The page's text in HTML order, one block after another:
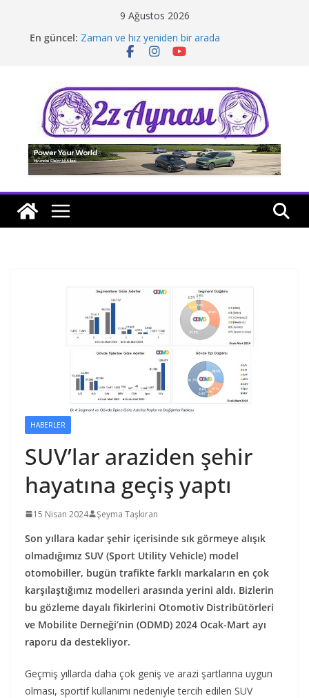
9 Ağustos 2026
En güncel: Zaman ve hız yeniden bir arada
Borusan Next Bodrum’da açıldı
Tatil rotasında test sürüşü
HABERLER
SUV’lar araziden şehir
hayatına geçiş yaptı
15 Nisan 2024 Şeyma Taşkıran
Son yıllara kadar şehir içerisinde sık görmeye alışık
olmadığımız SUV (Sport Utility Vehicle) model
otomobiller, bugün trafikte farklı markaların en çok
karşılaştığımız modelleri arasında yerini aldı. Bizlerin
bu gözleme dayalı fikirlerini Otomotiv Distribütörleri
ve Mobilite Derneği’nin (ODMD) 2024 Ocak-Mart ayı
raporu da destekliyor.
Geçmiş yıllarda daha çok geniş ve arazi şartlarına uygun
olması, sportif kullanımı nedeniyle tercih edilen SUV